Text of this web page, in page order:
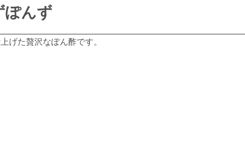
ぽんず
げた贅沢なぽん酢です。